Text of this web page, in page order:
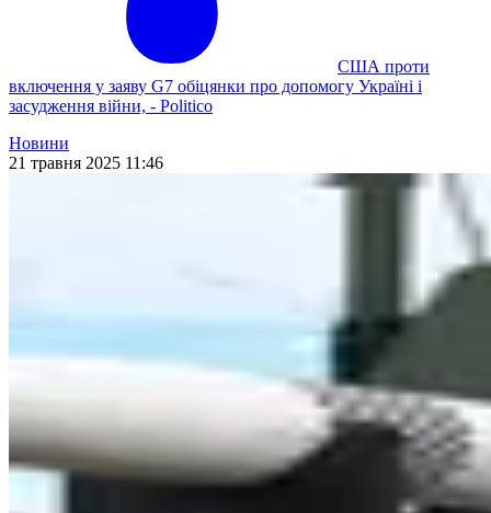
США проти
включення у заяву G7 обіцянки про допомогу Україні і
засудження війни, - Politico
Новини
21 травня 2025 11:46